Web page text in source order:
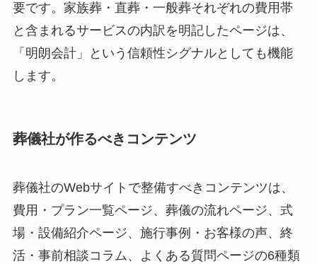
要です。家族葬・直葬・一般葬それぞれの費用帯
と含まれるサービスの内訳を明記したページは、
「明朗会計」という信頼性シグナルとしても機能
します。
葬儀社が作るべきコンテンツ
葬儀社のWebサイトで整備すべきコンテンツは、
費用・プラン一覧ページ、葬儀の流れページ、式
場・設備紹介ページ、施行事例・お客様の声、終
活・事前相談コラム、よくある質問ページの6種類